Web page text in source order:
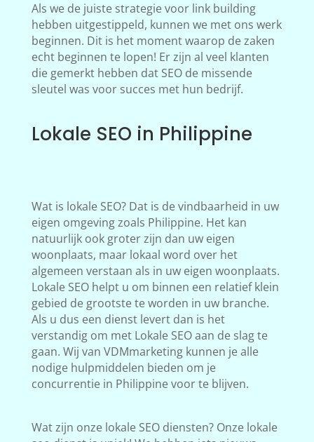
Als we de juiste strategie voor link building
hebben uitgestippeld, kunnen we met ons werk
beginnen. Dit is het moment waarop de zaken
echt beginnen te lopen! Er zijn al veel klanten
die gemerkt hebben dat SEO de missende
sleutel was voor succes met hun bedrijf.
Lokale SEO in Philippine
Wat is lokale SEO? Dat is de vindbaarheid in uw
eigen omgeving zoals Philippine. Het kan
natuurlijk ook groter zijn dan uw eigen
woonplaats, maar lokaal word over het
algemeen verstaan als in uw eigen woonplaats.
Lokale SEO helpt u om binnen een relatief klein
gebied de grootste te worden in uw branche.
Als u dus een dienst levert dan is het
verstandig om met Lokale SEO aan de slag te
gaan. Wij van VDMmarketing kunnen je alle
nodige hulpmiddelen bieden om je
concurrentie in Philippine voor te blijven.
Wat zijn onze lokale SEO diensten? Onze lokale